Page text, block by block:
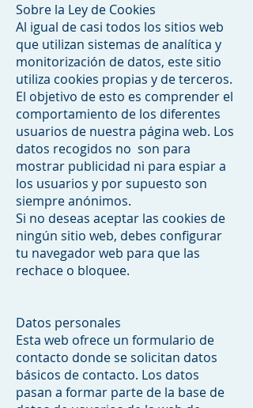
Sobre la Ley de Cookies
Al igual de casi todos los sitios web
que utilizan sistemas de analítica y
monitorización de datos, este sitio
utiliza cookies propias y de terceros.
El objetivo de esto es comprender el
comportamiento de los diferentes
usuarios de nuestra página web. Los
datos recogidos no son para
mostrar publicidad ni para espiar a
los usuarios y por supuesto son
siempre anónimos.
Si no deseas aceptar las cookies de
ningún sitio web, debes configurar
tu navegador web para que las
rechace o bloquee.
Datos personales
Esta web ofrece un formulario de
contacto donde se solicitan datos
básicos de contacto. Los datos
pasan a formar parte de la base de